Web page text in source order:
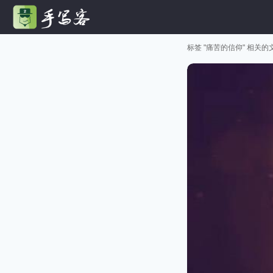
标签 "痛苦的信仰" 相关的